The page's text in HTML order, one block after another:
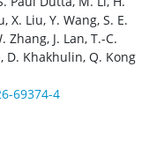
X. Liu, Y. Wang, S. E.
Zhang, J. Lan, T.-C.
D. Khakhulin, Q. Kong
69374-4